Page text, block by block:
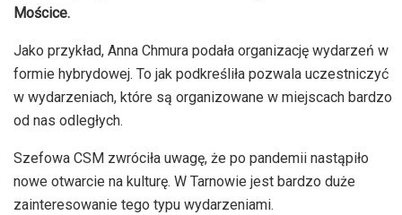
Mościce.
Jako przykład, Anna Chmura podała organizację wydarzeń w
formie hybrydowej. To jak podkreśliła pozwala uczestniczyć
w wydarzeniach, które są organizowane w miejscach bardzo
od nas odległych.
Szefowa CSM zwróciła uwagę, że po pandemii nastąpiło
nowe otwarcie na kulturę. W Tarnowie jest bardzo duże
zainteresowanie tego typu wydarzeniami.